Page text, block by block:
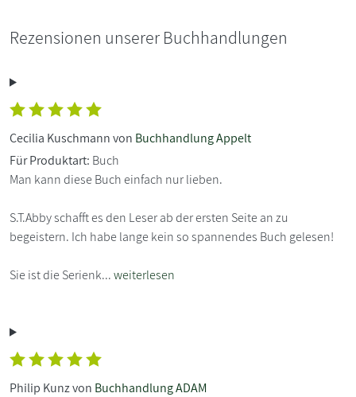
Rezensionen unserer Buchhandlungen
Cecilia Kuschmann von Buchhandlung Appelt
Für Produktart: Buch
Man kann diese Buch einfach nur lieben.
S.T.Abby schafft es den Leser ab der ersten Seite an zu
begeistern. Ich habe lange kein so spannendes Buch gelesen!
Sie ist die Serienk...weiterlesen
Philip Kunz von Buchhandlung ADAM